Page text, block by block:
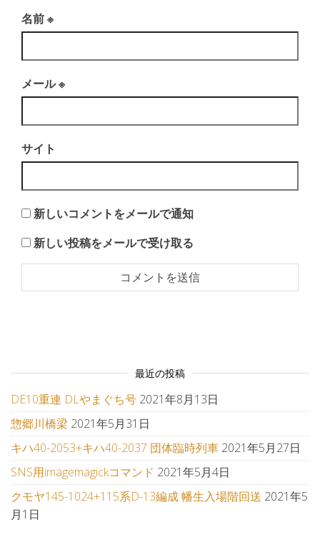
名前※
メール※
サイト
新しいコメントをメールで通知
新しい投稿をメールで受け取る
最近の投稿
DE10重連 DLやまぐち号 2021年8月13日
惣郷川橋梁 2021年5月31日
キハ40-2053+キハ40-2037 団体臨時列車 2021年5月27日
SNS用imagemagickコマンド 2021年5月4日
クモヤ145-1024+115系D-13編成 幡生入場階回送 2021年5
月1日